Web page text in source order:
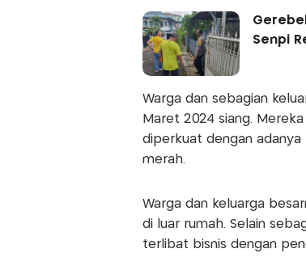
Senpi
Warga dan sebagian
Maret 2024 siang.
diperkuat dengan
merah.
Warga dan keluarga
di luar rumah. Selain
terlibat bisnis dengan